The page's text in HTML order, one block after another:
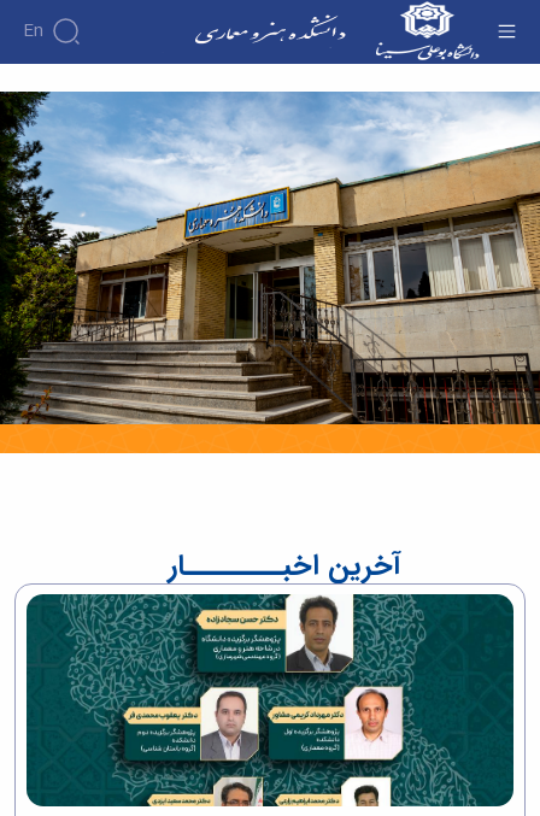
En
صفحه اصلی - دانشکده هنر و معماری
آخرین اخبــــــــار